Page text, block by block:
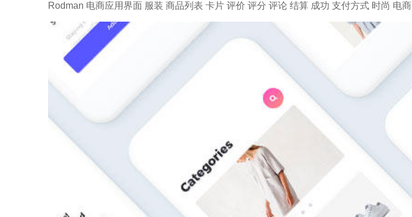
Rodman 电商应用界面 服装 商品列表 卡片 评价 评分 评论 结算 成功 支付方式 时尚 电商